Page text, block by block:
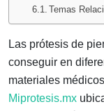
Temas
Las prótesis de
conseguir en
materiales
Miprotesis.mx